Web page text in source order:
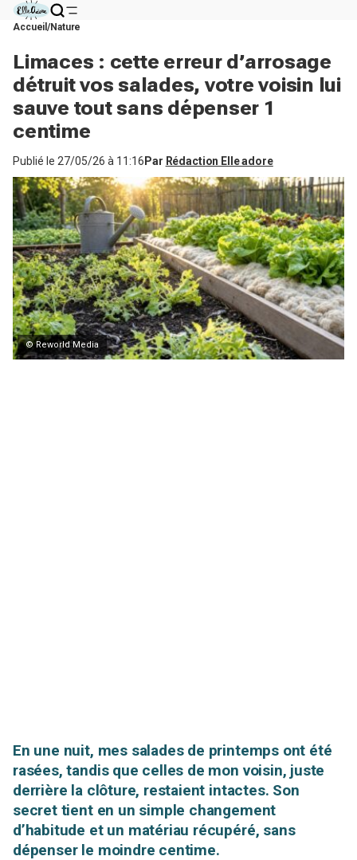
Accueil Nature
Limaces : cette erreur d’arrosage
détruit vos salades, votre voisin lui
sauve tout sans dépenser 1
centime
Publié le 27/05/26 à 11:16 Par Rédaction Elle adore
© Reworld Media
En une nuit, mes salades de printemps ont été
rasées, tandis que celles de mon voisin, juste
derrière la clôture, restaient intactes. Son
secret tient en un simple changement
d’habitude et un matériau récupéré, sans
dépenser le moindre centime.